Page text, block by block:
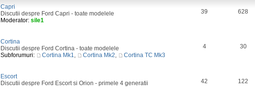
Capri
Discutii despre Ford Capri - toate modelele
Moderator: sile1
39 628
Cortina
Discutii despre Ford Cortina - toate modelele
Subforumuri:
Cortina Mk1, Cortina Mk2, Cortina TC Mk3
4 30
Escort
Discutii despre Ford Escort si Orion - primele 4 generatii
42 122